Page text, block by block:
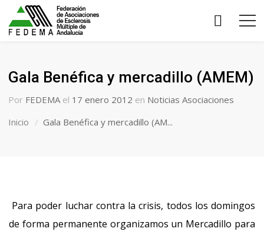
Gala Benéfica y mercadillo (AMEM)
Por FEDEMA el 17 enero 2012 en Noticias Asociaciones
Inicio
Gala Benéfica y mercadillo (AM...
Para poder luchar contra la crisis, todos los domingos
de forma permanente organizamos un Mercadillo para